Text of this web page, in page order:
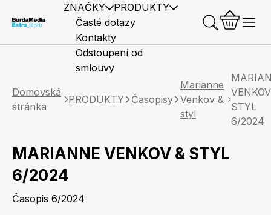
ZNAČKY PRODUKTY
Časté dotazy
Kontakty
Odstoupení od
smlouvy
Domovská
stránka
PRODUKTY Časopisy
Marianne
Venkov &
styl
STYL
6/2024
MARIANNE VENKOV & STYL
6/2024
Časopis 6/2024